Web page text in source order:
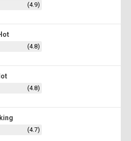
(4.9)
(4.8)
(4.8)
(4.7)